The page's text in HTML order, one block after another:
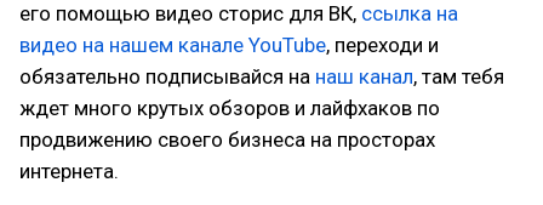
его помощью видео сторис для ВК, ссылка на
видео на нашем канале YouTube, переходи и
обязательно подписывайся на наш канал, там тебя
ждет много крутых обзоров и лайфхаков по
продвижению своего бизнеса на просторах
интернета.